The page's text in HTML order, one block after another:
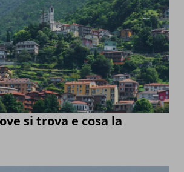
si trova e cosa la